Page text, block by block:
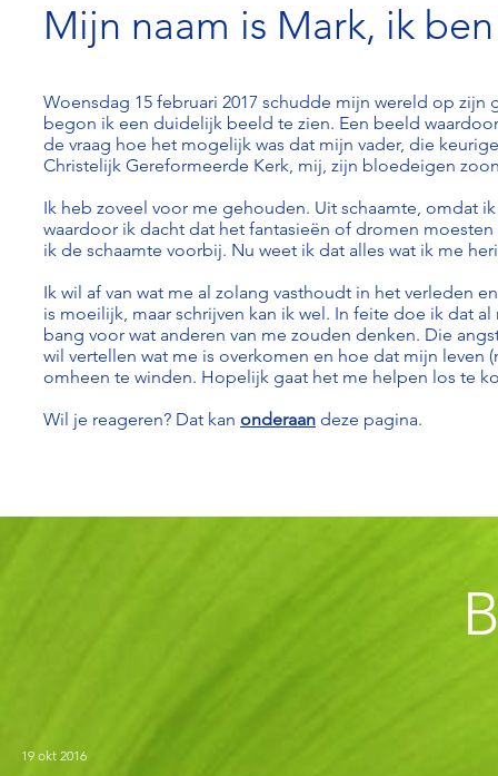
Mijn naam is Mark, ik
Woensdag 15 februari 2017 schudde mijn wereld op
begon ik een duidelijk beeld te zien. Een beeld
de vraag hoe het mogelijk was dat mijn vader, die
Christelijk Gereformeerde Kerk, mij, zijn bloedeigen
Ik heb zoveel voor me gehouden. Uit schaamte, omdat
waardoor ik dacht dat het fantasieën of dromen
ik de schaamte voorbij. Nu weet ik dat alles wat ik me
Ik wil af van wat me al zolang vasthoudt in het verleden
is moeilijk, maar schrijven kan ik wel. In feite doe ik dat
bang voor wat anderen van me zouden denken. Die
wil vertellen wat me is overkomen en hoe dat mijn
omheen te winden. Hopelijk gaat het me helpen los te
Wil je reageren? Dat kan onderaan deze pagina.
19 okt 2016